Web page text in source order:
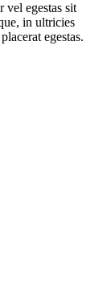
vel egestas sit
in ultricies
egestas.